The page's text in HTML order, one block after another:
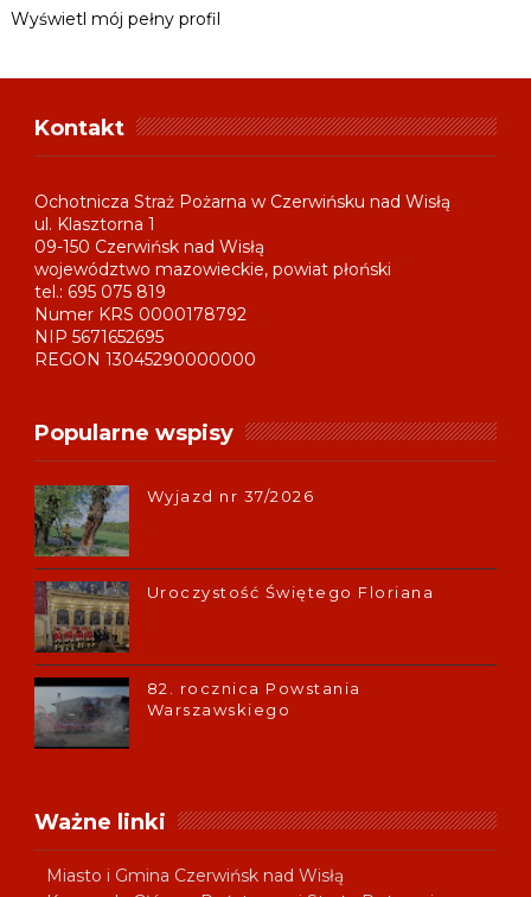
Wyświetl mój pełny profil
Kontakt
Ochotnicza Straż Pożarna w Czerwińsku nad Wisłą
ul. Klasztorna 1
09-150 Czerwińsk nad Wisłą
województwo mazowieckie, powiat płoński
tel.: 695 075 819
Numer KRS 0000178792
NIP 5671652695
REGON 13045290000000
Popularne wspisy
Wyjazd nr 37/2026
Uroczystość Świętego Floriana
82. rocznica Powstania
Warszawskiego
Ważne linki
Miasto i Gmina Czerwińsk nad Wisłą